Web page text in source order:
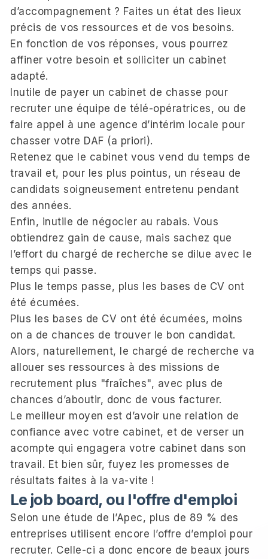
d’accompagnement ? Faites un état des lieux
précis de vos ressources et de vos besoins.
En fonction de vos réponses, vous pourrez
affiner votre besoin et solliciter un cabinet
adapté.
Inutile de payer un cabinet de chasse pour
recruter une équipe de télé-opératrices, ou de
faire appel à une agence d’intérim locale pour
chasser votre DAF (a priori).
Retenez que le cabinet vous vend du temps de
travail et, pour les plus pointus, un réseau de
candidats soigneusement entretenu pendant
des années.
Enfin, inutile de négocier au rabais. Vous
obtiendrez gain de cause, mais sachez que
l’effort du chargé de recherche se dilue avec le
temps qui passe.
Plus le temps passe, plus les bases de CV ont
été écumées.
Plus les bases de CV ont été écumées, moins
on a de chances de trouver le bon candidat.
Alors, naturellement, le chargé de recherche va
allouer ses ressources à des missions de
recrutement plus "fraîches", avec plus de
chances d’aboutir, donc de vous facturer.
Le meilleur moyen est d’avoir une relation de
confiance avec votre cabinet, et de verser un
acompte qui engagera votre cabinet dans son
travail. Et bien sûr, fuyez les promesses de
résultats faites à la va-vite !
Le job board, ou l'offre d'emploi
Selon une étude de l’Apec, plus de 89 % des
entreprises utilisent encore l’offre d’emploi pour
recruter. Celle-ci a donc encore de beaux jours